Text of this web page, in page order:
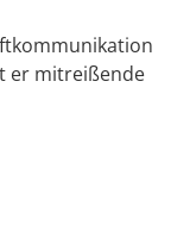
er mitreißende